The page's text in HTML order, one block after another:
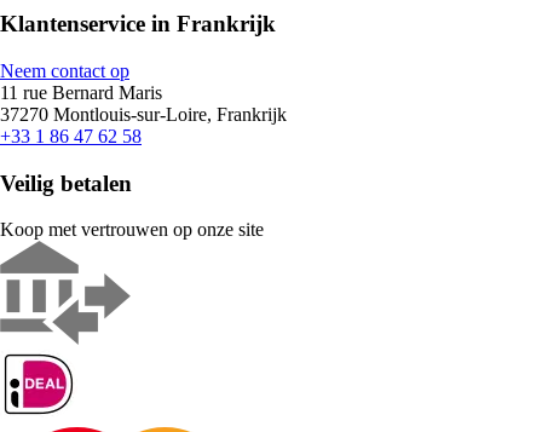
Klantenservice in Frankrijk
Neem contact op
11 rue Bernard Maris
37270 Montlouis-sur-Loire, Frankrijk
+33 1 86 47 62 58
Veilig betalen
Koop met vertrouwen op onze site